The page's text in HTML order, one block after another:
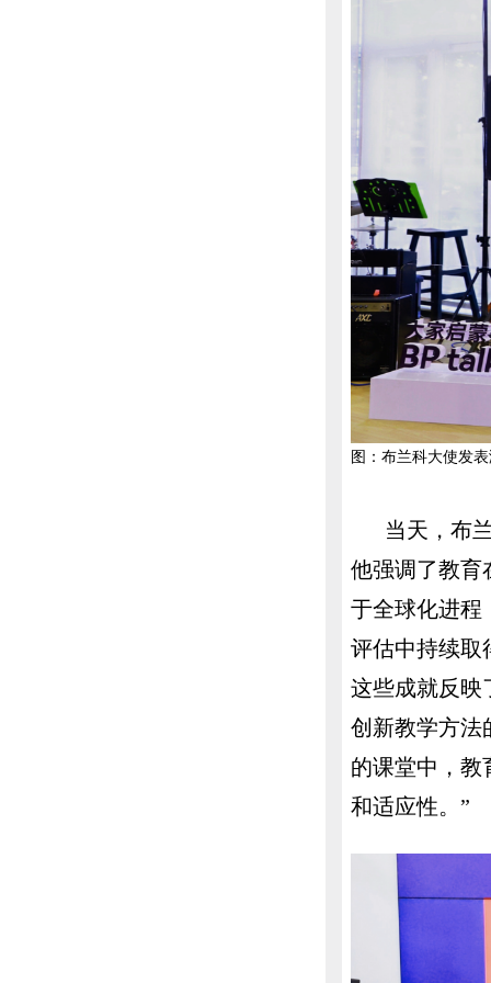
图：布兰科大使发
当天，布
他强调了教育
于全球化进程
评估中持续取
这些成就反映
创新教学方法
的课堂中，教
和适应性。”